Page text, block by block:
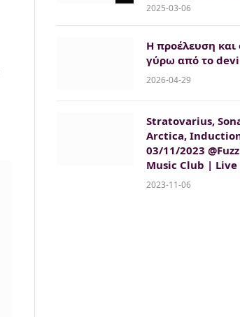
2025-03-06
Η προέλευση και
γύρω από το
2026-04-29
Stratovarius,
Arctica,
03/11/2023
Music Club | Live
2023-11-06